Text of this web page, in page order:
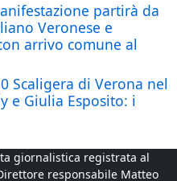
partirà da
Veronese e
arrivo comune al
Scaligera di Verona nel
e Giulia Esposito: i
giornalistica registrata al
responsabile Matteo